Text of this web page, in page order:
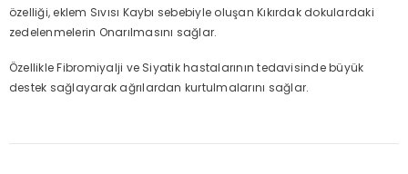
özelliği, eklem Sıvısı Kaybı sebebiyle oluşan Kıkırdak dokulardaki
zedelenmelerin Onarılmasını sağlar.
Özellikle Fibromiyalji ve Siyatik hastalarının tedavisinde büyük
destek sağlayarak ağrılardan kurtulmalarını sağlar.